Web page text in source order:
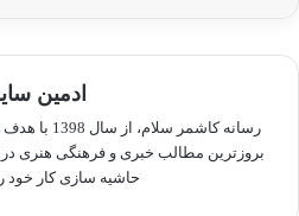
ادمین
رسانه کاشمر
بروزترین مطالب خبری و فرهنگی هنری
حاشیه سازی کار خود